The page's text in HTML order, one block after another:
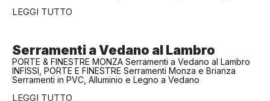
LEGGI TUTTO
Serramenti a Vedano al Lambro
PORTE & FINESTRE MONZA Serramenti a Vedano al Lambro
INFISSI, PORTE E FINESTRE Serramenti Monza e Brianza
Serramenti in PVC, Alluminio e Legno a Vedano
LEGGI TUTTO